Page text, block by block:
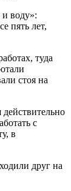
воду»:
пять лет,
туда
стоя на
с
в
друг на